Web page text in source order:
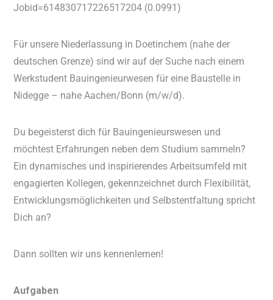
Jobid=614830717226517204 (0.0991)
Für unsere Niederlassung in Doetinchem (nahe der
deutschen Grenze) sind wir auf der Suche nach einem
Werkstudent Bauingenieurwesen für eine Baustelle in
Nidegge – nahe Aachen/Bonn (m/w/d).
Du begeisterst dich für Bauingenieurswesen und
möchtest Erfahrungen neben dem Studium sammeln?
Ein dynamisches und inspirierendes Arbeitsumfeld mit
engagierten Kollegen, gekennzeichnet durch Flexibilität,
Entwicklungsmöglichkeiten und Selbstentfaltung spricht
Dich an?
Dann sollten wir uns kennenlernen!
Aufgaben